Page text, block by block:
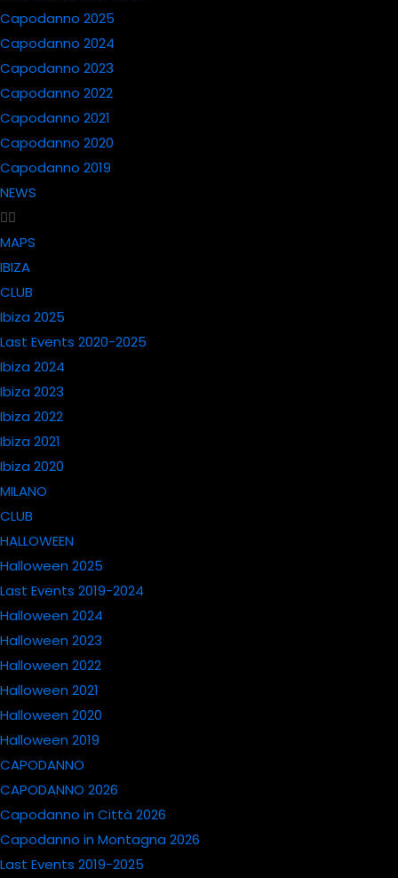
Capodanno 2025
Capodanno 2024
Capodanno 2023
Capodanno 2022
Capodanno 2021
Capodanno 2020
Capodanno 2019
NEWS
MAPS
IBIZA
CLUB
Ibiza 2025
Last Events 2020-2025
Ibiza 2024
Ibiza 2023
Ibiza 2022
Ibiza 2021
Ibiza 2020
MILANO
CLUB
HALLOWEEN
Halloween 2025
Last Events 2019-2024
Halloween 2024
Halloween 2023
Halloween 2022
Halloween 2021
Halloween 2020
Halloween 2019
CAPODANNO
CAPODANNO 2026
Capodanno in Città 2026
Capodanno in Montagna 2026
Last Events 2019-2025